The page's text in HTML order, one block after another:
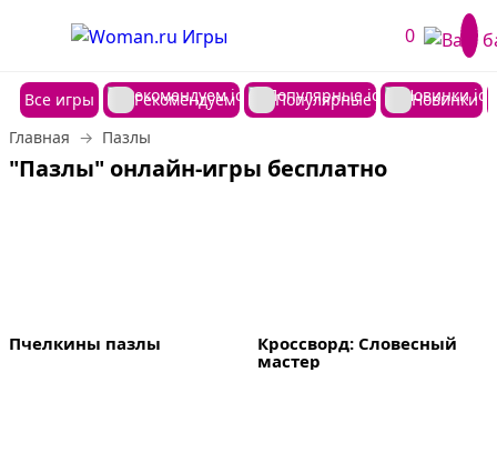
0
Все игры Рекомендуем Популярные
Новинки
Главная
Пазлы
"Пазлы" онлайн-игры бесплатно
Пчелкины пазлы
Кроссворд: Словесный
мастер